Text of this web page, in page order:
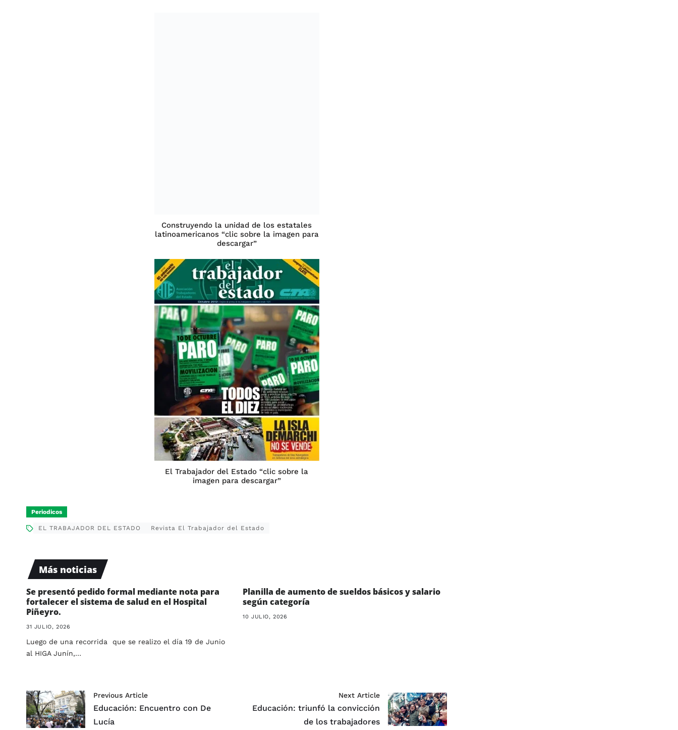
Construyendo la unidad de los estatales
latinoamericanos “clic sobre la imagen para
descargar”
El Trabajador del Estado “clic sobre la
imagen para descargar”
Periodicos
EL TRABAJADOR DEL ESTADO Revista El Trabajador del Estado
Más noticias
Se presentó pedido formal mediante nota para
fortalecer el sistema de salud en el Hospital
Piñeyro.
31 JULIO, 2026
Luego de una recorrida que se realizo el día 19 de Junio
al HIGA Junín,…
Planilla de aumento de sueldos básicos y salario
según categoría
10 JULIO, 2026
Previous Article
Educación: Encuentro con De
Lucía
Next Article
Educación: triunfó la convicción
de los trabajadores